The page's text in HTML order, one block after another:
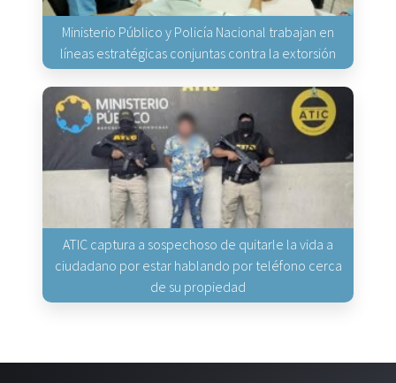
Ministerio Público y Policía Nacional trabajan en
líneas estratégicas conjuntas contra la extorsión
ATIC captura a sospechoso de quitarle la vida a
ciudadano por estar hablando por teléfono cerca
de su propiedad